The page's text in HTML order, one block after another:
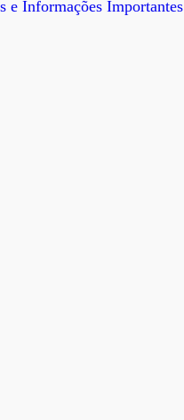
e Informações Importantes